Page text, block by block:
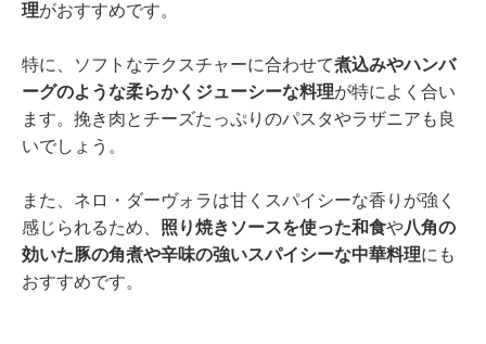
理がおすすめです。
特に、ソフトなテクスチャーに合わせて煮込みやハンバ
ーグのような柔らかくジューシーな料理が特によく合い
ます。挽き肉とチーズたっぷりのパスタやラザニアも良
いでしょう。
また、ネロ・ダーヴォラは甘くスパイシーな香りが強く
感じられるため、 照り焼きソースを使った和食や八角の
効いた豚の角煮や辛味の強いスパイシーな中華料理にも
おすすめです。